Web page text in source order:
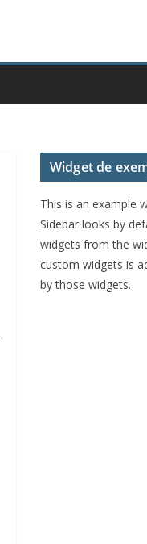
Widget de
This is an example
Sidebar looks by
widgets from the
custom widgets is
by those widgets.